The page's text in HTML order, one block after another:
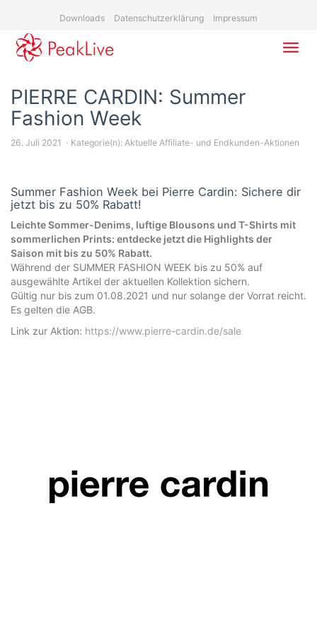
content
Downloads Datenschutzerklärung Impressum
PIERRE CARDIN: Summer
Fashion Week
26. Juli 2021 Kategorie(n): Aktuelle Affiliate- und Endkunden-Aktionen
Summer Fashion Week bei Pierre Cardin: Sichere dir
jetzt bis zu 50% Rabatt!
Leichte Sommer-Denims, luftige Blousons und T-Shirts mit
sommerlichen Prints: entdecke jetzt die Highlights der
Saison mit bis zu 50% Rabatt.
Während der SUMMER FASHION WEEK bis zu 50% auf
ausgewählte Artikel der aktuellen Kollektion sichern.
Gültig nur bis zum 01.08.2021 und nur solange der Vorrat reicht.
Es gelten die AGB.
Link zur Aktion: https://www.pierre-cardin.de/sale